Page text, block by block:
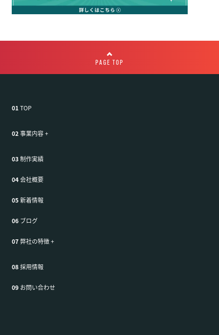
PAGE TOP
01TOP
02事業内容+
03制作実績
04会社概要
05新着情報
06 ブログ
07弊社の特徴+
08採用情報
09 お問い合わせ